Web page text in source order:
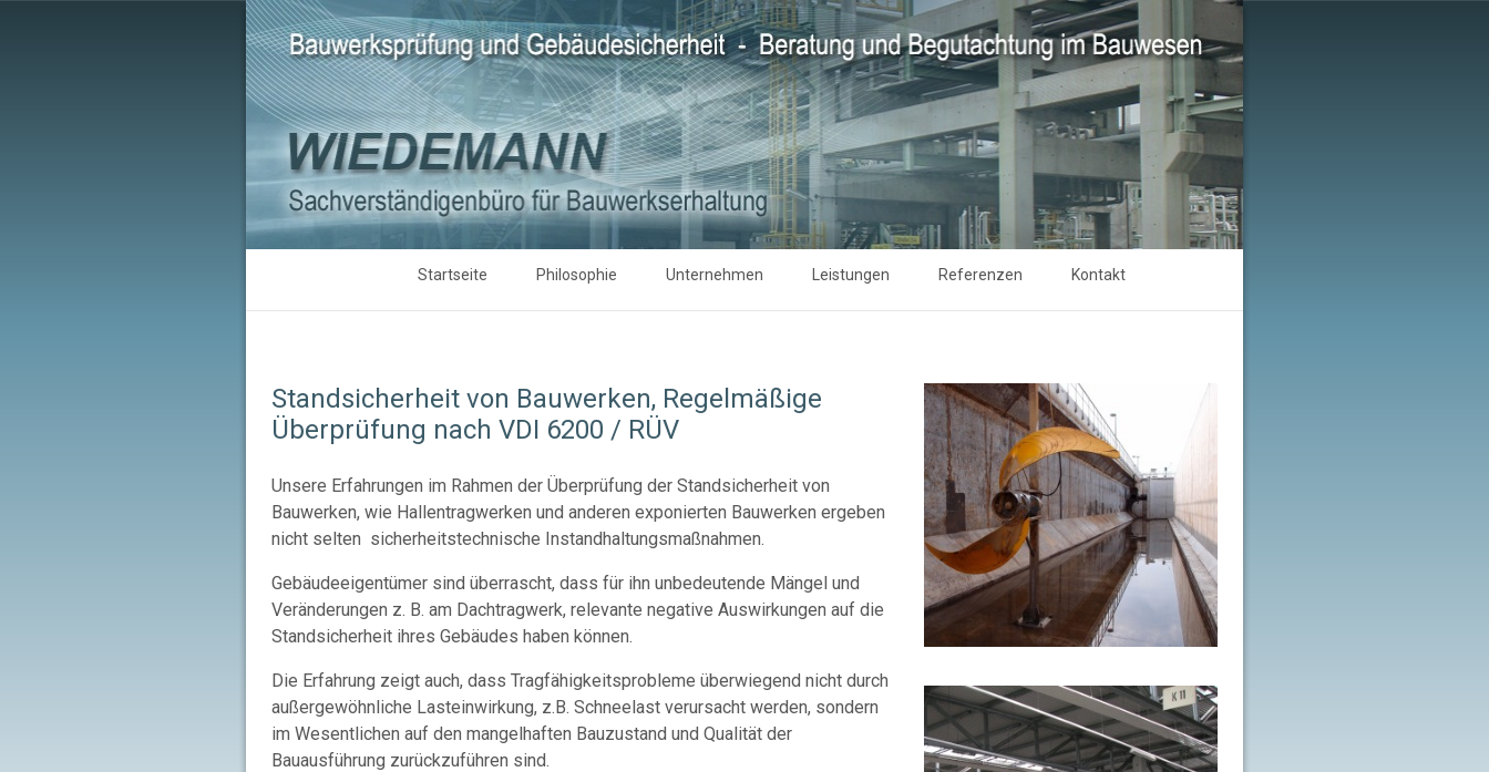
content
Startseite Philosophie Unternehmen Leistungen Referenzen Kontakt
Standsicherheit von Bauwerken, Regelmäßige
Überprüfung nach VDI 6200 / RÜV
Unsere Erfahrungen im Rahmen der Überprüfung der Standsicherheit von
Bauwerken, wie Hallentragwerken und anderen exponierten Bauwerken ergeben
nicht selten sicherheitstechnische Instandhaltungsmaßnahmen.
Gebäudeeigentümer sind überrascht, dass für ihn unbedeutende Mängel und
Veränderungen z. B. am Dachtragwerk, relevante negative Auswirkungen auf die
Standsicherheit ihres Gebäudes haben können.
Die Erfahrung zeigt auch, dass Tragfähigkeitsprobleme überwiegend nicht durch
außergewöhnliche Lasteinwirkung, z.B. Schneelast verursacht werden, sondern
im Wesentlichen auf den mangelhaften Bauzustand und Qualität der
Bauausführung zurückzuführen sind.